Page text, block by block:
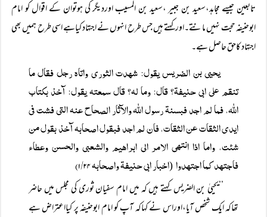
تابعین جیسے مجاہد،سعید بن جبیر ،سعید بن المسیب اوردیگر کی ہوتوان کے اقوال کو امام
ابوحنیفہ حجت نہیں مانتے۔اورکہتے ہیں جس طرح انہوں نے اجتہاد کیاہے اسی طرح ہمیں بھی
اجتہاد کاحق حاصل ہے۔
یحیی بن الضریس یقول: شھدت الثوری واتاہ رجل فقال ما
تنقم علی ابی حنیفۃ؟ قال: وما لہ؟ قال سمعتہ یقول: آخذ بکتاب
اللہ، فما لم اجد فبسنۃ رسول اللہ والآثار الصحاح عنہ التی فشت فی
ایدی الثقات عن الثقات، فان لم اجد فبقول اصحابہ آخذ بقول من
شئت، واما اذا انتھی الامر الی ابراھیم والشعبی والحسن وعطاء
فاجتھد کما اجتھدوا(اخبار ابی حنیفۃ واصحابہ ۱/۲۴)
’’یحییٰ بن الضریس کہتے ہیں کہ میں امام سفیان ثوری کی مجلس میں حاضر
تھاکہ ایک شخص آیا،اوراس نے کہاکہ آپ کو امام ابوحنیفہ پر کیااعتراض ہے